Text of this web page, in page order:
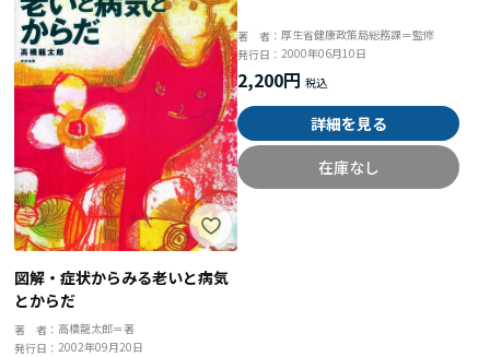
図解・症状からみる老いと病気
とからだ
著 者： 高橋龍太郎＝著
発行日：2002年09月20日
著 者： 厚生省健康政策局総務課＝監修
発行日： 2000年06月10日
2,200円
詳細を見る
在庫なし